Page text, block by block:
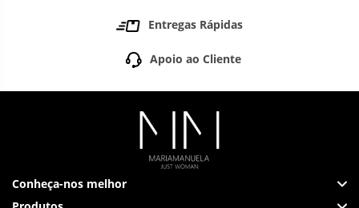
Entregas Rápidas
Apoio ao Cliente
Conheça-nos melhor